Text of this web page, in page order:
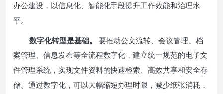
办公建设，以信息化、智能化手段提升工作效能和治理水
平。
数字化转型是基础。
要推动公文流转、会议管理、档
案管理、信息发布等全流程数字化，建立统一规范的电子文
件管理系统，实现文件资料的快速检索、高效共享和安全存
储。通过数字化，可以大幅缩短办理时限，减少纸张消耗，